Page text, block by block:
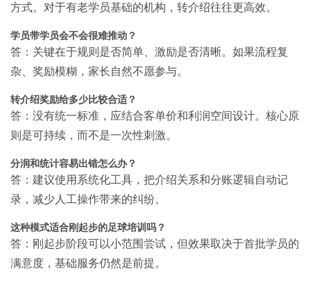
方式。对于有老学员基础的机构，转介绍往往更高效。
学员带学员会不会很难推动？
答：关键在于规则是否简单、激励是否清晰。如果流程复
杂、奖励模糊，家长自然不愿参与。
转介绍奖励给多少比较合适？
答：没有统一标准，应结合客单价和利润空间设计。核心原
则是可持续，而不是一次性刺激。
分润和统计容易出错怎么办？
答：建议使用系统化工具，把介绍关系和分账逻辑自动记
录，减少人工操作带来的纠纷。
这种模式适合刚起步的足球培训吗？
答：刚起步阶段可以小范围尝试，但效果取决于首批学员的
满意度，基础服务仍然是前提。